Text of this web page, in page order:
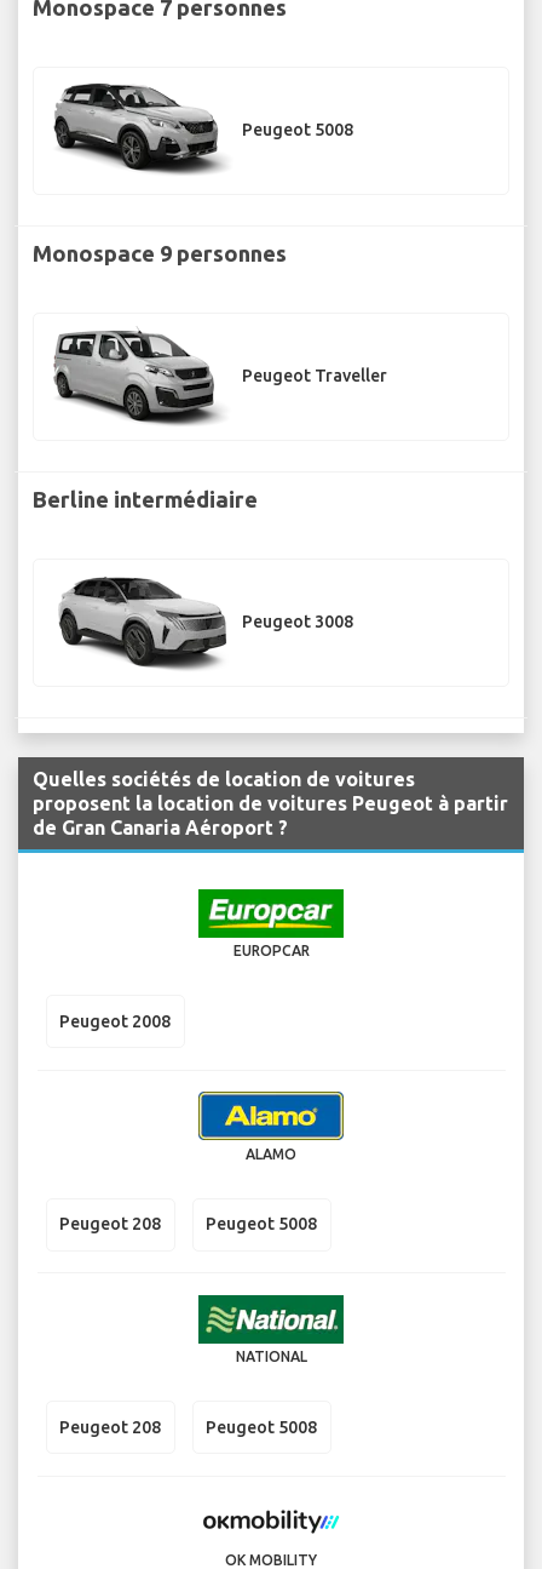
Monospace 7 personnes
Peugeot 5008
Monospace 9 personnes
Peugeot Traveller
Berline intermédiaire
Peugeot 3008
Quelles sociétés de location de voitures
proposent la location de voitures Peugeot à partir
de Gran Canaria Aéroport ?
EUROPCAR
Peugeot 2008
ALAMO
Peugeot 208 Peugeot 5008
NATIONAL
Peugeot 208 Peugeot 5008
OK MOBILITY